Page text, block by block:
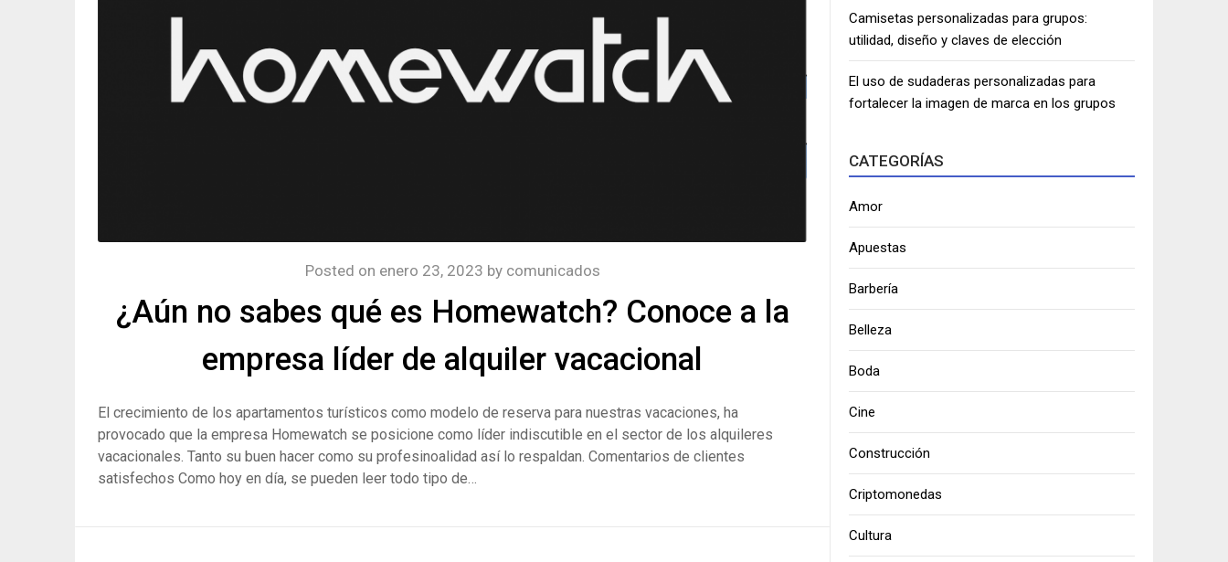
¿Aún no sabes qué es Homewatch? Conoce a la
empresa líder de alquiler vacacional
Posted on enero 23, 2023 by comunicados
El crecimiento de los apartamentos turísticos como modelo de reserva para nuestras vacaciones, ha
provocado que la empresa Homewatch se posicione como líder indiscutible en el sector de los alquileres
vacacionales. Tanto su buen hacer como su profesinoalidad así lo respaldan. Comentarios de clientes
satisfechos Como hoy en día, se pueden leer todo tipo de…
Camisetas personalizadas para grupos:
utilidad, diseño y claves de elección
El uso de sudaderas personalizadas para
fortalecer la imagen de marca en los grupos
CATEGORÍAS
Amor
Apuestas
Barbería
Belleza
Boda
Cine
Construcción
Criptomonedas
Cultura